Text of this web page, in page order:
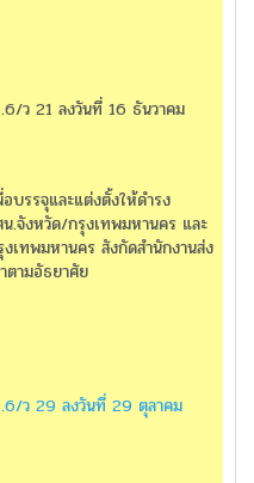
ว 21 ลงวันที่ 16 ธันวาคม
บรรจุและแต่งตั้งให้ดำรง
.จังหวัด/กรุงเทพมหานคร และ
เทพมหานคร สังกัดสำนักงานส่ง
ตามอัธยาศัย
ว 29 ลงวันที่ 29 ตุลาคม